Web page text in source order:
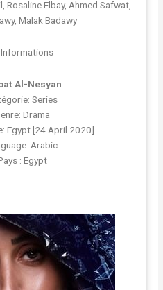
Malak Badawy
Al-Nesyan
Series
Drama
Egypt [24 April 2020]
Arabic
: Egypt